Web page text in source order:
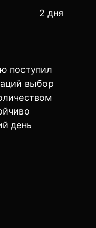
2 дня
поступил
выбор
день